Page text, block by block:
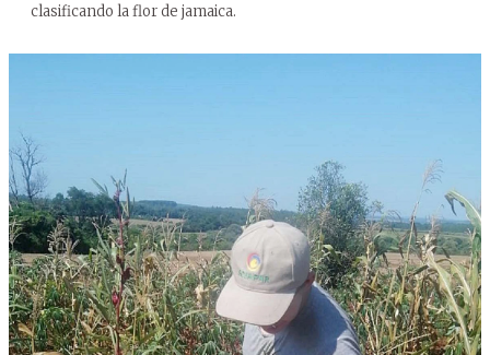
clasificando la flor de jamaica.